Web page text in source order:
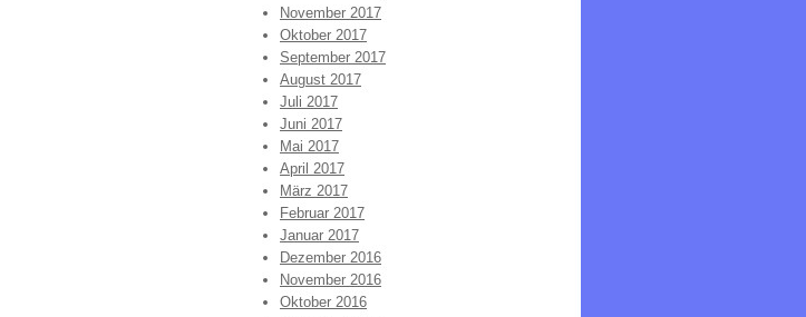
November 2017
Oktober 2017
September 2017
August 2017
Juli 2017
Juni 2017
Mai 2017
April 2017
März 2017
Februar 2017
Januar 2017
Dezember 2016
November 2016
Oktober 2016